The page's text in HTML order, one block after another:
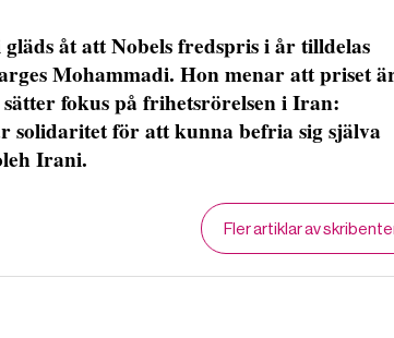
åt att Nobels fredspris i år tilldelas
Mohammadi. Hon menar att priset
fokus på frihetsrörelsen i Iran:
solidaritet för att kunna befria sig själva
Irani.
Fler artiklar av